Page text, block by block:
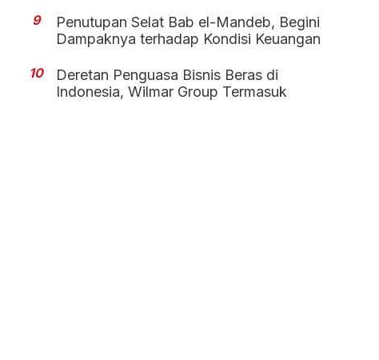
9
Penutupan Selat Bab el-Mandeb, Begini
Dampaknya terhadap Kondisi Keuangan
10
Deretan Penguasa Bisnis Beras di
Indonesia, Wilmar Group Termasuk